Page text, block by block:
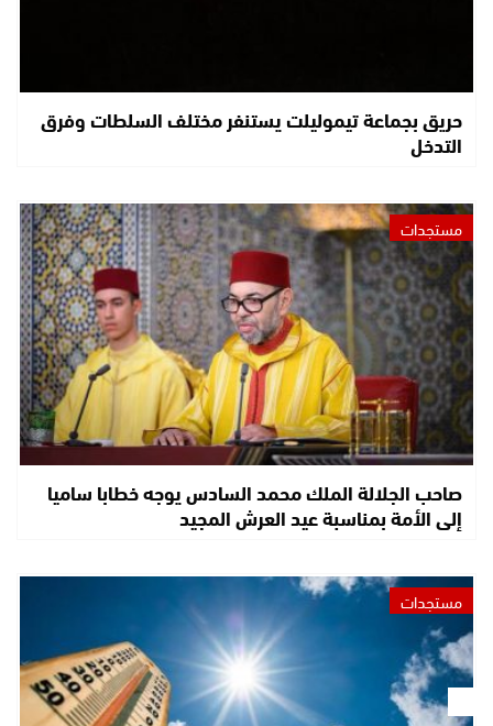
حريق بجماعة تيموليلت يستنفر مختلف السلطات وفرق
التدخل
مستجدات
صاحب الجلالة الملك محمد السادس يوجه خطابا ساميا
إلى الأمة بمناسبة عيد العرش المجيد
مستجدات